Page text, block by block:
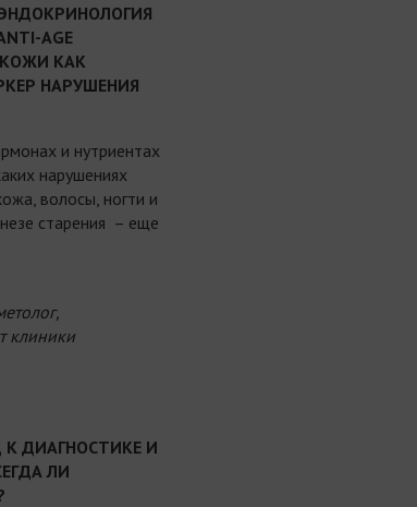
AGE
КОЖИ КАК
НАРУШЕНИЯ
и нутриентах
нарушениях
волосы, ногти и
старения – еще
клиники
ДИАГНОСТИКЕ И
ЛИ